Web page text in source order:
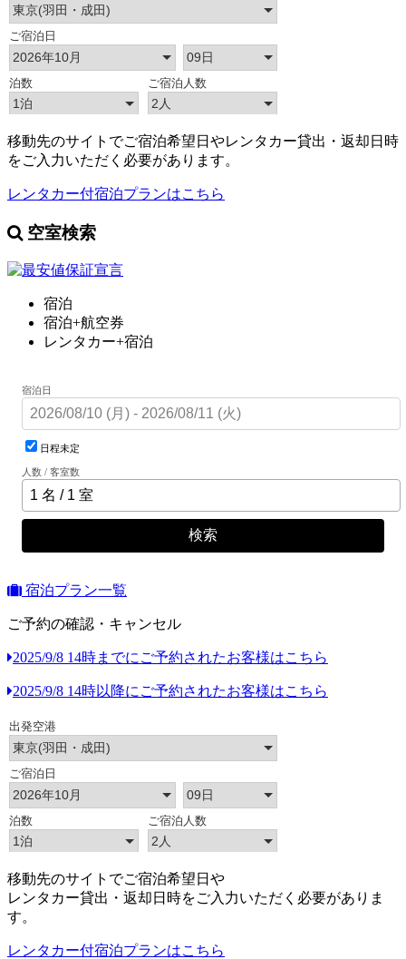
移動先のサイトでご宿泊希望日やレンタカー貸出・返却日時
をご入力いただく必要があります。
レンタカー付宿泊プランはこちら
空室検索
宿泊
宿泊+航空券
レンタカー+宿泊
宿泊日
日程未定
人数 / 客室数
検索
宿泊プラン一覧
ご予約の確認・キャンセル
2025/9/8 14時までにご予約されたお客様はこちら
2025/9/8 14時以降にご予約されたお客様はこちら
移動先のサイトでご宿泊希望日や
レンタカー貸出・返却日時をご入力いただく必要がありま
す。
レンタカー付宿泊プランはこちら